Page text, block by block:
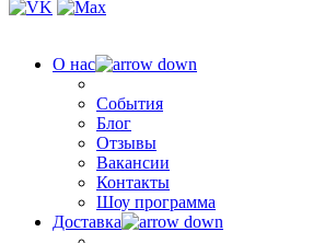
О нас
События
Блог
Отзывы
Вакансии
Контакты
Шоу программа
Доставка